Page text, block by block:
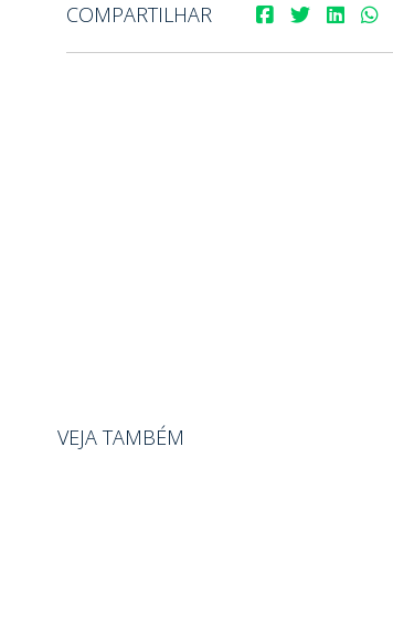
COMPARTILHAR
VEJA TAMBÉM